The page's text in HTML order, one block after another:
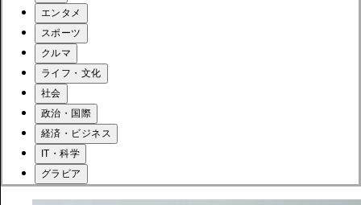
エンタメ
スポーツ
クルマ
ライフ・文化
社会
政治・国際
経済・ビジネス
IT・科学
グラビア